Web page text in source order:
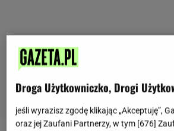
Droga Użytkowniczko, Drogi
jeśli wyrazisz zgodę klikając „Akceptuję”,
oraz jej Zaufani Partnerzy, w tym [676]